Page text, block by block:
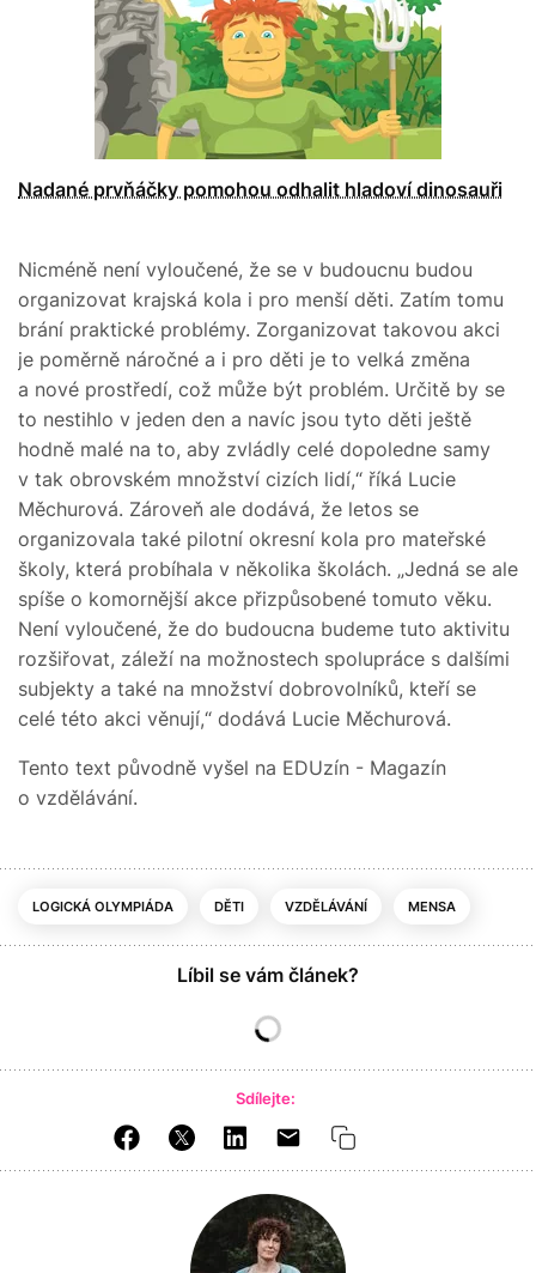
Nadané prvňáčky pomohou odhalit hladoví dinosauři
Nicméně není vyloučené, že se v budoucnu budou
organizovat krajská kola i pro menší děti. Zatím tomu
brání praktické problémy. Zorganizovat takovou akci
je poměrně náročné a i pro děti je to velká změna
a nové prostředí, což může být problém. Určitě by se
to nestihlo v jeden den a navíc jsou tyto děti ještě
hodně malé na to, aby zvládly celé dopoledne samy
v tak obrovském množství cizích lidí,“ říká Lucie
Měchurová. Zároveň ale dodává, že letos se
organizovala také pilotní okresní kola pro mateřské
školy, která probíhala v několika školách. „Jedná se ale
spíše o komornější akce přizpůsobené tomuto věku.
Není vyloučené, že do budoucna budeme tuto aktivitu
rozšiřovat, záleží na možnostech spolupráce s dalšími
subjekty a také na množství dobrovolníků, kteří se
celé této akci věnují,“ dodává Lucie Měchurová.
Tento text původně vyšel na EDUzín - Magazín
o vzdělávání.
LOGICKÁ OLYMPIÁDA DĚTI VZDĚLÁVÁNÍ MENSA
Líbil se vám článek?
Sdílejte: